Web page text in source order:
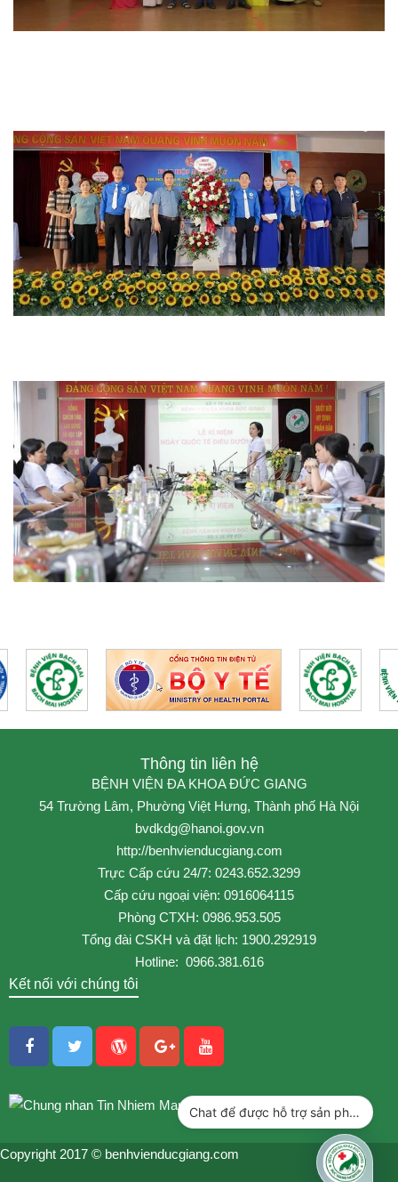
Hoạt động chuyên môn
Thông tin liên hệ
BỆNH VIỆN ĐA KHOA ĐỨC GIANG
54 Trường Lâm, Phường Việt Hưng, Thành phố Hà Nội
bvdkdg@hanoi.gov.vn
http://benhvienducgiang.com
Trực Cấp cứu 24/7: 0243.652.3299
Cấp cứu ngoại viện: 0916064115
Phòng CTXH: 0986.953.505
Tổng đài CSKH và đặt lịch: 1900.292919
Hotline: 0966.381.616
Kết nối với chúng tôi
Copyright 2017 © benhvienducgiang.com
Chat để được hỗ trợ sản phẩm